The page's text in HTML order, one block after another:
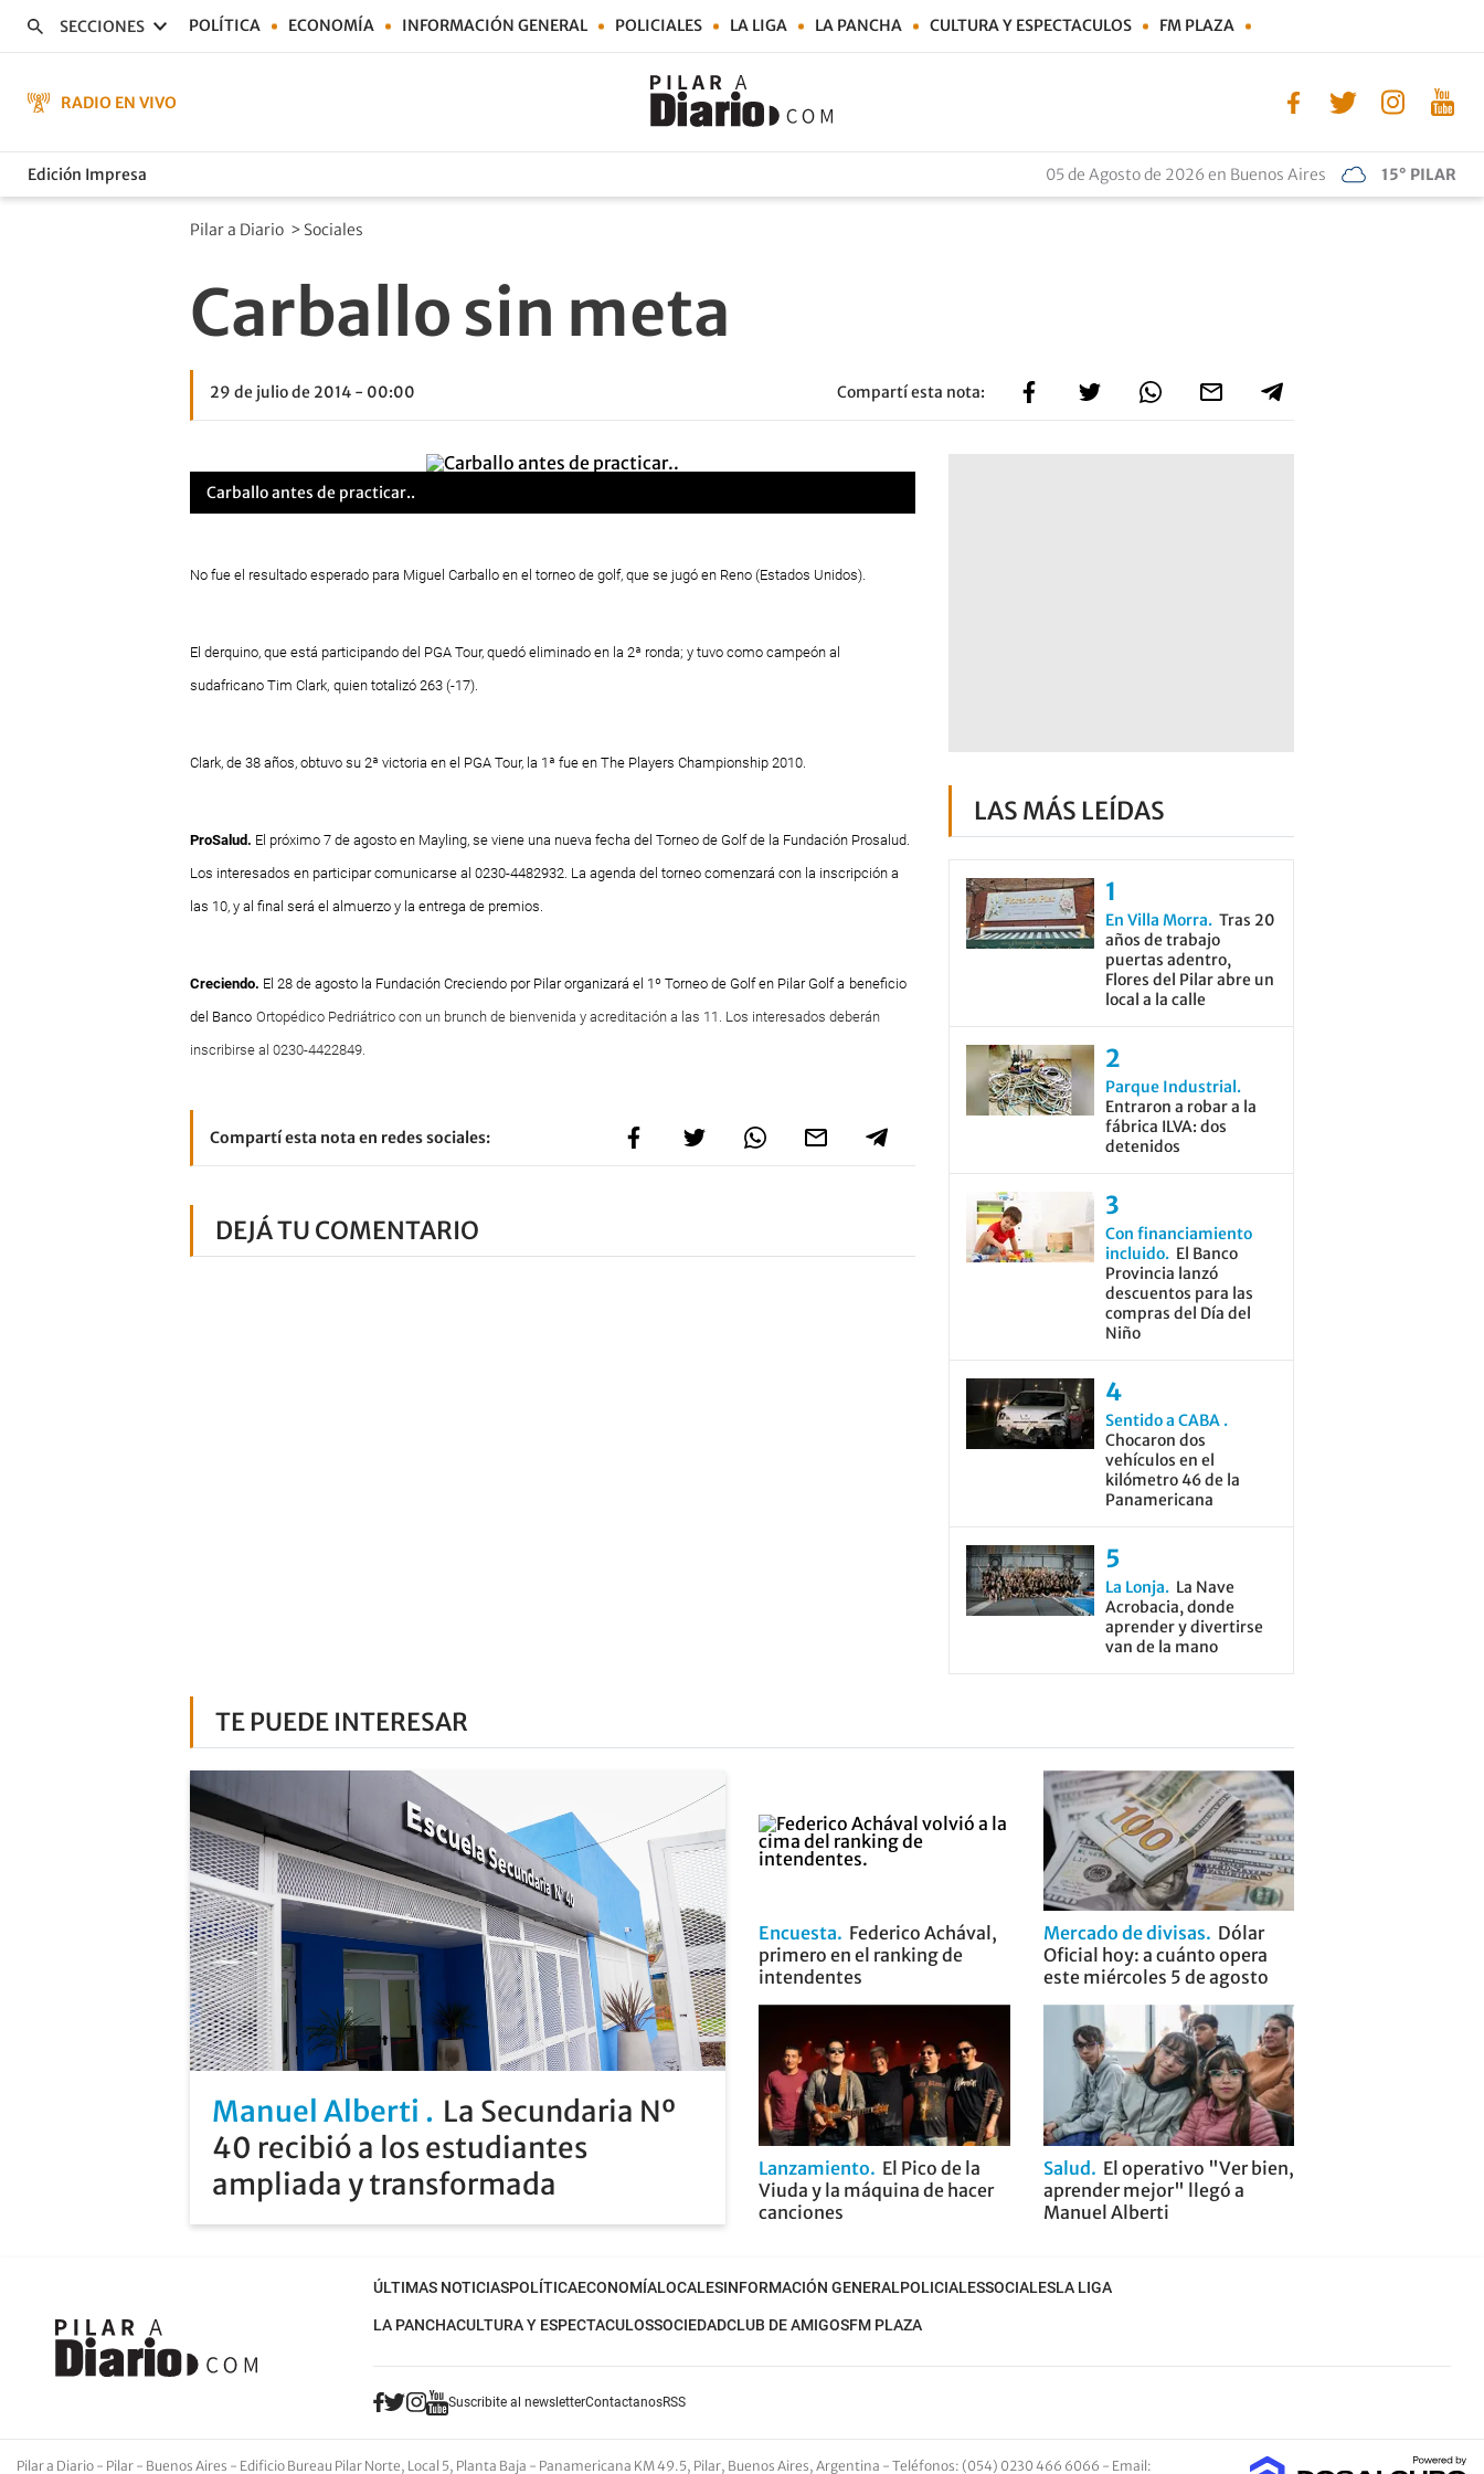
SECCIONES POLÍTICA ECONOMÍA INFORMACIÓN GENERAL POLICIALES LA LIGA LA PANCHA CULTURA Y ESPECTACULOS FM PLAZA
RADIO EN VIVO
Edición Impresa 05 de Agosto de 2026 en Buenos Aires 15° PILAR
Pilar a Diario > Sociales
Carballo sin meta
29 de julio de 2014 - 00:00 Compartí esta nota:
Carballo antes de practicar..
No fue el resultado esperado para Miguel Carballo en el torneo de golf, que se jugó en Reno (Estados Unidos).
El derquino, que está participando del PGA Tour, quedó eliminado en la 2ª ronda; y tuvo como campeón al
sudafricano Tim Clark, quien totalizó 263 (-17).
Clark, de 38 años, obtuvo su 2ª victoria en el PGA Tour, la 1ª fue en The Players Championship 2010.
ProSalud. El próximo 7 de agosto en Mayling, se viene una nueva fecha del Torneo de Golf de la Fundación Prosalud.
Los interesados en participar comunicarse al 0230-4482932. La agenda del torneo comenzará con la inscripción a
las 10, y al final será el almuerzo y la entrega de premios.
Creciendo. El 28 de agosto la Fundación Creciendo por Pilar organizará el 1º Torneo de Golf en Pilar Golf a beneficio
del Banco Ortopédico Pedriátrico con un brunch de bienvenida y acreditación a las 11. Los interesados deberán
inscribirse al 0230-4422849.
Compartí esta nota en redes sociales:
DEJÁ TU COMENTARIO
LAS MÁS LEÍDAS
En Villa Morra
Tras 20
años de trabajo
puertas adentro,
Flores del Pilar abre un
local a la calle
Parque Industrial
Entraron a robar a la
fábrica ILVA: dos
detenidos
Con financiamiento
incluido
El Banco
Provincia lanzó
descuentos para las
compras del Día del
Niño
Sentido a CABA
Chocaron dos
vehículos en el
kilómetro 46 de la
Panamericana
La Lonja
La Nave
Acrobacia, donde
aprender y divertirse
van de la mano
TE PUEDE INTERESAR
Manuel Alberti
La Secundaria Nº
40 recibió a los estudiantes
ampliada y transformada
Encuesta
Federico Achával,
primero en el ranking de
intendentes
Mercado de divisas
Dólar
Oficial hoy: a cuánto opera
este miércoles 5 de agosto
Lanzamiento
El Pico de la
Viuda y la máquina de hacer
canciones
Salud
El operativo "Ver bien,
aprender mejor" llegó a
Manuel Alberti
ÚLTIMAS NOTICIASPOLÍTICAECONOMÍALOCALESINFORMACIÓN GENERALPOLICIALESSOCIALESLA LIGA
LA PANCHACULTURA Y ESPECTACULOSSOCIEDADCLUB DE AMIGOSFM PLAZA
Suscribite al newsletterContactanosRSS
Pilar a Diario - Pilar - Buenos Aires - Edificio Bureau Pilar Norte, Local 5, Planta Baja - Panamericana KM 49.5, Pilar, Buenos Aires, Argentina - Teléfonos: (054) 0230 466 6066 - Email: